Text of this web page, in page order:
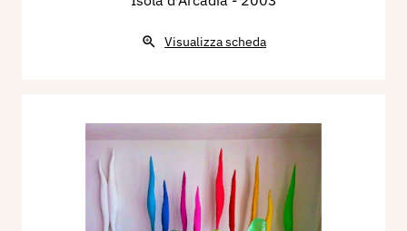
Visualizza scheda